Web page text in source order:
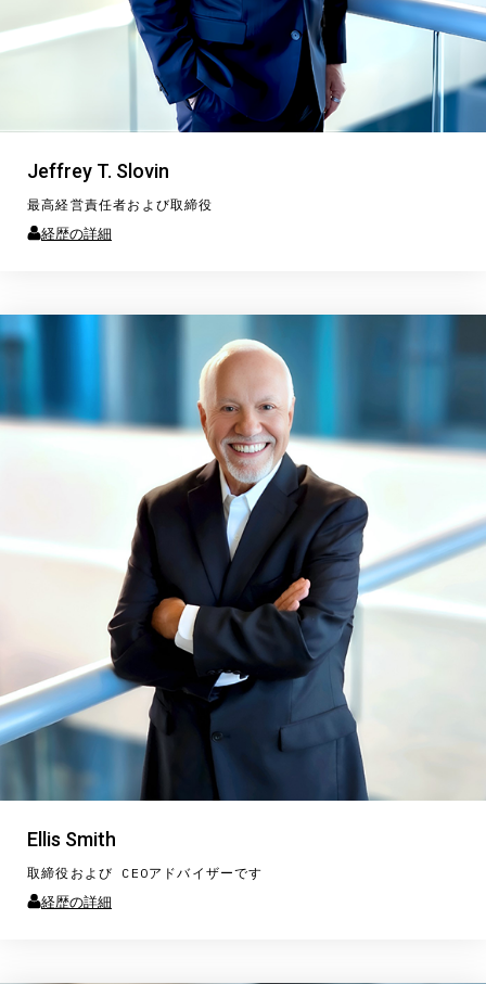
Jeffrey T. Slovin
最高経営責任者および取締役
経歴の詳細
Ellis Smith
取締役および CEOアドバイザーです
経歴の詳細